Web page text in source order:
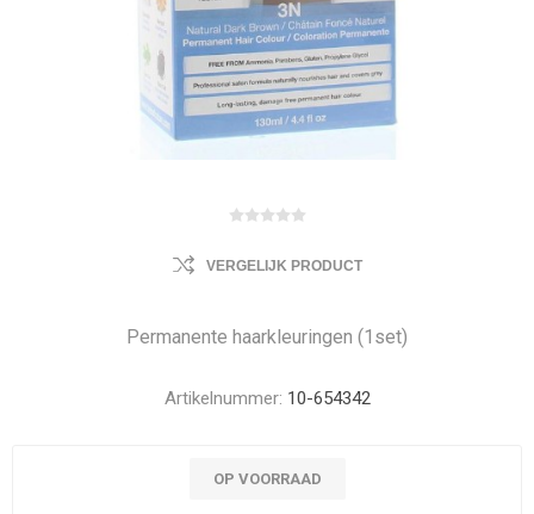
VERGELIJK PRODUCT
Permanente haarkleuringen (1set)
Artikelnummer: 10-654342
OP VOORRAAD